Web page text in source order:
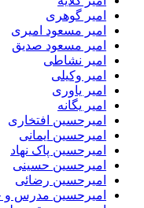
امیر گوهری
امیر مسعود امیری
امیر مسعود صدیق
امیر نشاطی
امیر وکیلی
امیر یاوری
امیر یگانه
امیرحسین افتخاری
امیرحسین ایمانی
امیرحسین پاک نهاد
امیرحسین حسینی
امیرحسین رضائی
امیرحسین مدرس و